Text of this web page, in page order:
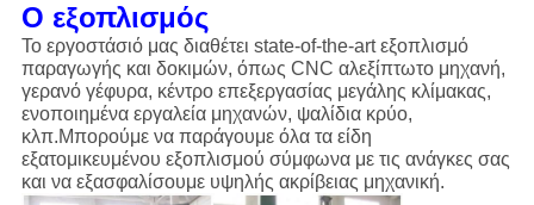
Ο εξοπλισμός
Το εργοστάσιό μας διαθέτει state-of-the-art εξοπλισμό
παραγωγής και δοκιμών, όπως CNC αλεξίπτωτο μηχανή,
γερανό γέφυρα, κέντρο επεξεργασίας μεγάλης κλίμακας,
ενοποιημένα εργαλεία μηχανών, ψαλίδια κρύο,
κλπ.Μπορούμε να παράγουμε όλα τα είδη
εξατομικευμένου εξοπλισμού σύμφωνα με τις ανάγκες σας
και να εξασφαλίσουμε υψηλής ακρίβειας μηχανική.